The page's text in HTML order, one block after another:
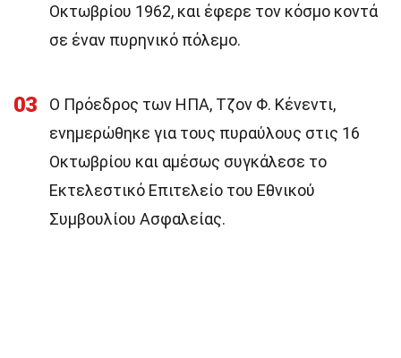
Οκτωβρίου 1962, και έφερε τον κόσμο κοντά
σε έναν πυρηνικό πόλεμο.
03
Ο Πρόεδρος των ΗΠΑ, Τζον Φ. Κένεντι,
ενημερώθηκε για τους πυραύλους στις 16
Οκτωβρίου και αμέσως συγκάλεσε το
Εκτελεστικό Επιτελείο του Εθνικού
Συμβουλίου Ασφαλείας.